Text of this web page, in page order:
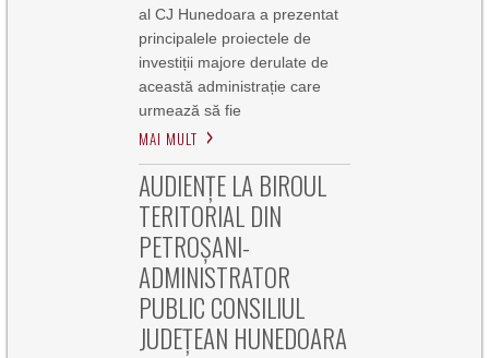
al CJ Hunedoara a prezentat
principalele proiectele de
investiții majore derulate de
această administrație care
urmează să fie
MAI MULT
AUDIENȚE LA BIROUL
TERITORIAL DIN
PETROȘANI-
ADMINISTRATOR
PUBLIC CONSILIUL
JUDEȚEAN HUNEDOARA